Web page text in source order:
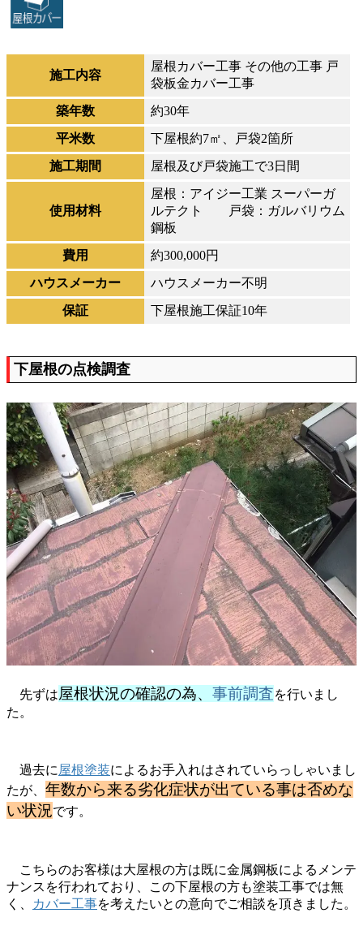
施工内容
屋根カバー工事 その他の工事 戸
袋板金カバー工事
築年数
約30年
平米数
下屋根約7㎡、戸袋2箇所
施工期間
屋根及び戸袋施工で3日間
使用材料
屋根：アイジー工業 スーパーガ
ルテクト 戸袋：ガルバリウム
鋼板
費用
約300,000円
ハウスメーカー
ハウスメーカー不明
保証
下屋根施工保証10年
下屋根の点検調査
先ずは屋根状況の確認の為、 事前調査を行いまし
た。
過去に 屋根塗装によるお手入れはされていらっしゃいまし
たが、 年数から来る劣化症状が出ている事は否めな
い状況です。
こちらのお客様は大屋根の方は既に金属鋼板によるメンテ
ナンスを行われており、この下屋根の方も塗装工事では無
く、
カバー工事を考えたいとの意向でご相談を頂きました。